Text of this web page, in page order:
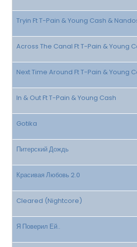
Tryin Ft T-Pain & Young Cash &
Across The Canal Ft T-Pain & Young
Next Time Around Ft T-Pain & Young
In & Out Ft T-Pain & Young Cash
Gotika
Питерский Дождь
Красивая Любовь 2.0
Cleared (Nightcore)
Я Поверил Ей..